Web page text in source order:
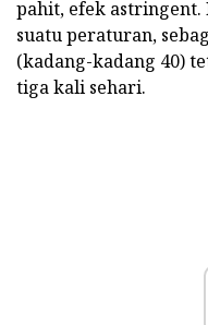
pahit, efek astringent.
suatu peraturan,
(kadang-kadang 40)
tiga kali sehari.